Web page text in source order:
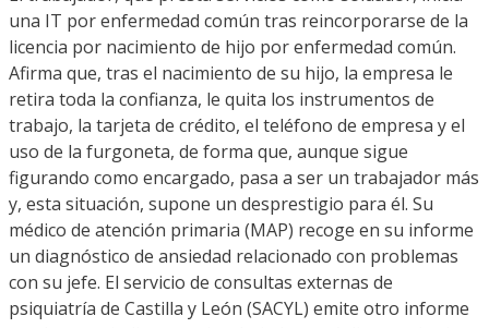
una IT por enfermedad común tras reincorporarse de la
licencia por nacimiento de hijo por enfermedad común.
Afirma que, tras el nacimiento de su hijo, la empresa le
retira toda la confianza, le quita los instrumentos de
trabajo, la tarjeta de crédito, el teléfono de empresa y el
uso de la furgoneta, de forma que, aunque sigue
figurando como encargado, pasa a ser un trabajador más
y, esta situación, supone un desprestigio para él. Su
médico de atención primaria (MAP) recoge en su informe
un diagnóstico de ansiedad relacionado con problemas
con su jefe. El servicio de consultas externas de
psiquiatría de Castilla y León (SACYL) emite otro informe